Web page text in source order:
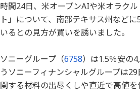
時間24日、米オープンAIや米オラクル
ト」について、南部テキサス州など
いるとの見方が買いを誘いました。
ソニーグループ（6758）は1.5％安の
うソニーフィナンシャルグループは
関する材料の出尽くしや直近で高値